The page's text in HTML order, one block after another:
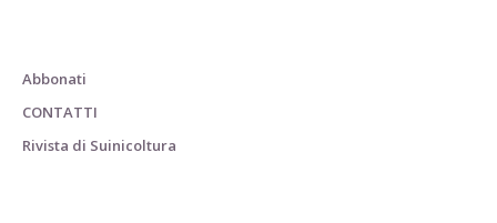
Abbonati
CONTATTI
Rivista di Suinicoltura